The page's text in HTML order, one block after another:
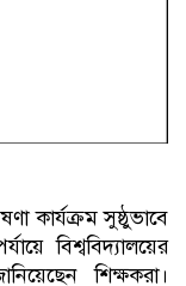
কার্যক্রম সুষ্ঠুভাবে
বিশ্ববিদ্যালয়ের
শিক্ষকরা।